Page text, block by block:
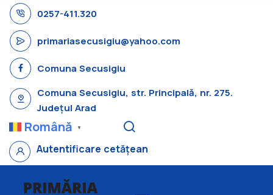
0257-411.320
primariasecusigiu@yahoo.com
Comuna Secusigiu
Comuna Secusigiu, str. Principală, nr. 275.
Județul Arad
Română ▼
Autentificare cetățean